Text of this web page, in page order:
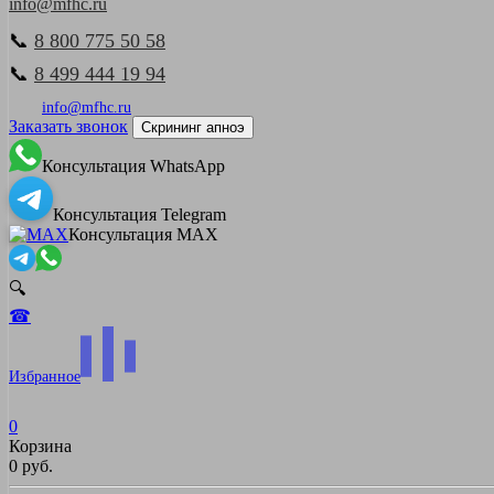
info@mfhc.ru
📞 8 800 775 50 58
📞 8 499 444 19 94
info@mfhc.ru
Заказать звонок Скрининг апноэ
Консультация WhatsApp
Консультация Telegram
Консультация MAX
🔍
☎
Избранное
0
Корзина
0 руб.